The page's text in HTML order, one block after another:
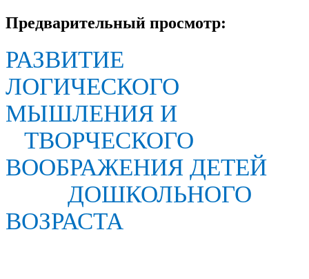
Предварительный просмотр:
РАЗВИТИЕ
ЛОГИЧЕСКОГО
МЫШЛЕНИЯ И
ТВОРЧЕСКОГО
ВООБРАЖЕНИЯ ДЕТЕЙ
ДОШКОЛЬНОГО
ВОЗРАСТА